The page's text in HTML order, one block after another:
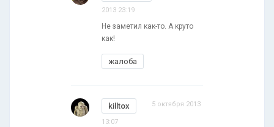
2013 23:19
Не заметил как-то. А круто
как!
жалоба
killtox 5 октября 2013
13:07